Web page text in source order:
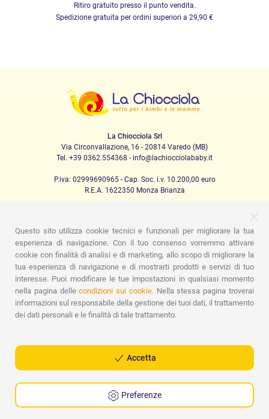
Ritiro gratuito presso il punto vendita.
Spedizione gratuita per ordini superiori a 29,90 €
La Chiocciola Srl
Via Circonvallazione, 16 - 20814 Varedo (MB)
Tel. +39 0362.554368 - info@lachiocciolababy.it
P.iva: 02999690965 - Cap. Soc. i.v. 10.200,00 euro
R.E.A. 1622350 Monza Brianza
PRODOTTI
Passeggio
Seggiolini Auto A casa Pappa
Nanna
Igiene
Mamma e bebè Abbigliamento Gioco
Gift card
Kit baby set
Idee regalo Camerette
Promozioni
Promozioni
Marchi
ASSISTENZA
Cookie Policy
Questo sito utilizza cookie tecnici e funzionali per migliorare la tua
esperienza di navigazione. Con il tuo consenso vorremmo attivare
cookie con finalità di analisi e di marketing, allo scopo di migliorare la
tua esperienza di navigazione e di mostrarti prodotti e servizi di tuo
interesse. Puoi modificare le tue impostazioni in qualsiasi momento
nella pagina dellecondizioni sui cookie.Nella stessa pagina troverai
informazioni sul responsabile della gestione dei tuoi dati, il trattamento
dei dati personali e le finalità di tale trattamento.
Accetta
Preferenze